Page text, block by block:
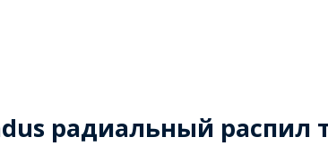
радиальный распил